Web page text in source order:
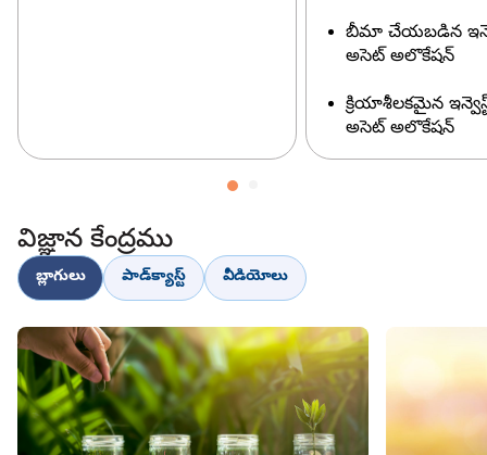
బీమా చేయబడిన
అసెట్ అలొకేషన్
క్రియాశీలకమైన
అసెట్ అలొకేషన్
విజ్ఞాన కేంద్రము
బ్లాగులు పాడ్‌క్యాస్ట్ వీడియోలు